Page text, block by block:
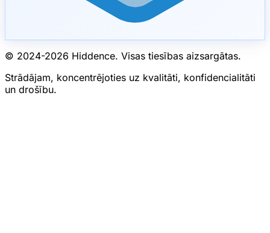
© 2024-2026 Hiddence. Visas tiesības aizsargātas.
Strādājam, koncentrējoties uz kvalitāti, konfidencialitāti
un drošību.